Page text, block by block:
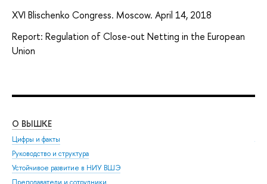
XVI Blischenko Congress. Moscow. April 14, 2018
Report: Regulation of Close-out Netting in the European
Union
О ВЫШКЕ
Цифры и факты
Руководство и структура
Устойчивое развитие в НИУ ВШЭ